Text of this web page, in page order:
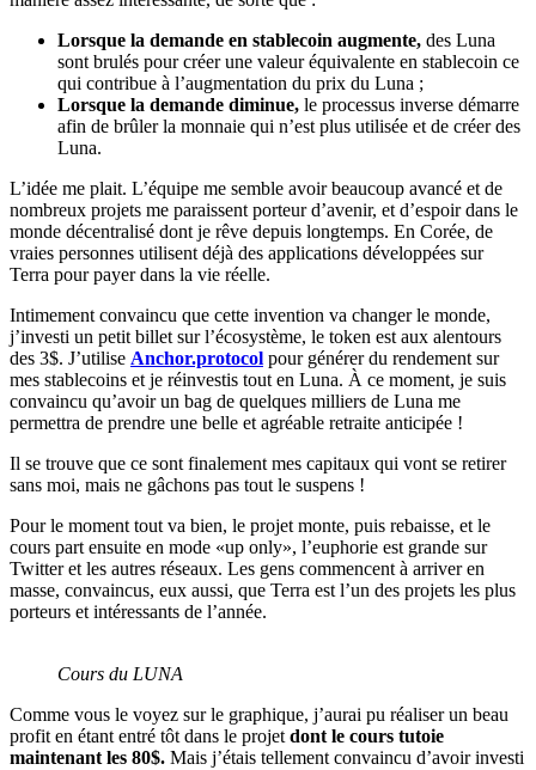
Lorsque la demande en stablecoin augmente, des Luna
sont brulés pour créer une valeur équivalente en stablecoin ce
qui contribue à l’augmentation du prix du Luna ;
Lorsque la demande diminue, le processus inverse démarre
afin de brûler la monnaie qui n’est plus utilisée et de créer des
Luna.
L’idée me plait. L’équipe me semble avoir beaucoup avancé et de
nombreux projets me paraissent porteur d’avenir, et d’espoir dans le
monde décentralisé dont je rêve depuis longtemps. En Corée, de
vraies personnes utilisent déjà des applications développées sur
Terra pour payer dans la vie réelle.
Intimement convaincu que cette invention va changer le monde,
j’investi un petit billet sur l’écosystème, le token est aux alentours
des 3$. J’utilise Anchor.protocol pour générer du rendement sur
mes stablecoins et je réinvestis tout en Luna. À ce moment, je suis
convaincu qu’avoir un bag de quelques milliers de Luna me
permettra de prendre une belle et agréable retraite anticipée !
Il se trouve que ce sont finalement mes capitaux qui vont se retirer
sans moi, mais ne gâchons pas tout le suspens !
Pour le moment tout va bien, le projet monte, puis rebaisse, et le
cours part ensuite en mode «up only», l’euphorie est grande sur
Twitter et les autres réseaux. Les gens commencent à arriver en
masse, convaincus, eux aussi, que Terra est l’un des projets les plus
porteurs et intéressants de l’année.
Cours du LUNA
Comme vous le voyez sur le graphique, j’aurai pu réaliser un beau
profit en étant entré tôt dans le projet dont le cours tutoie
maintenant les 80$. Mais j’étais tellement convaincu d’avoir investi